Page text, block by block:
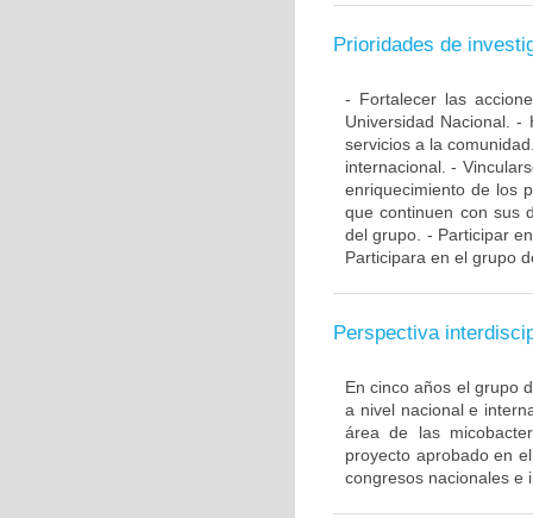
Prioridades de
- Fortalecer las
Universidad Nacional. -
servicios a la
internacional. -
enriquecimiento de los
que continuen con sus
del grupo. - Participar
Participara en el grupo
Perspectiva
En cinco años el grupo
a nivel nacional e
área de las
proyecto aprobado en
congresos nacionales e